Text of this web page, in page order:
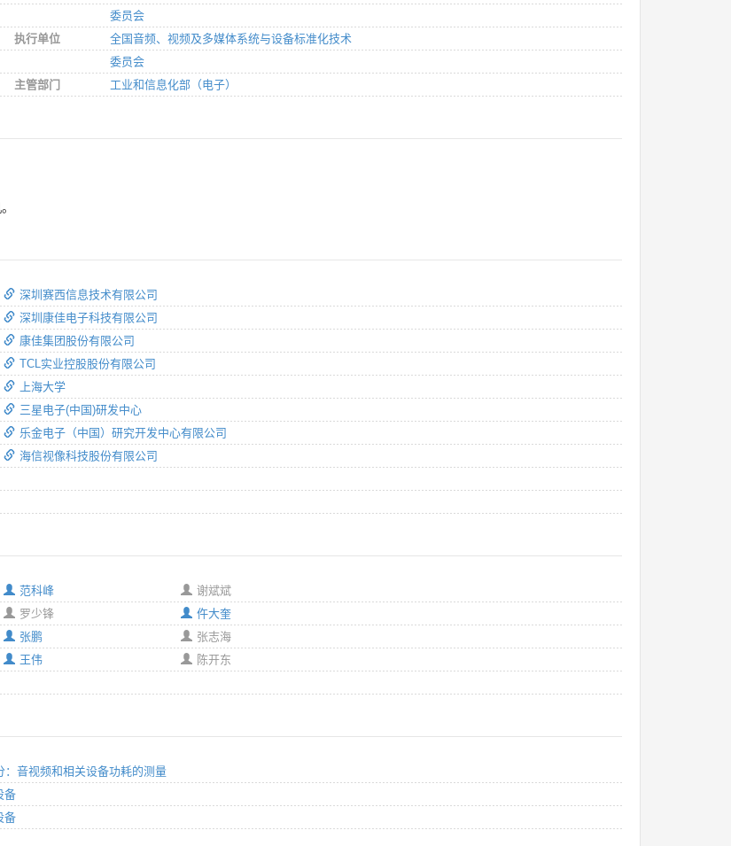
委员会
执行单位
全国音频、视频及多媒体系统与设备标准化技术
委员会
主管部门
工业和信息化部（电子）
深圳赛西信息技术有限公司
深圳康佳电子科技有限公司
康佳集团股份有限公司
TCL实业控股股份有限公司
上海大学
三星电子(中国)研发中心
乐金电子（中国）研究开发中心有限公司
海信视像科技股份有限公司
范科峰
谢斌斌
罗少锋
仵大奎
张鹏
张志海
王伟
陈开东
音视频和相关设备功耗的测量
备
备